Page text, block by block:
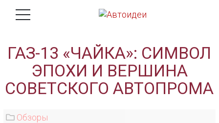
ГАЗ-13 «ЧАЙКА»: СИМВОЛ
ЭПОХИ И ВЕРШИНА
СОВЕТСКОГО АВТОПРОМА
Обзоры